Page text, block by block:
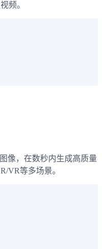
频。
像，在数秒内生成高质量
VR等多场景。